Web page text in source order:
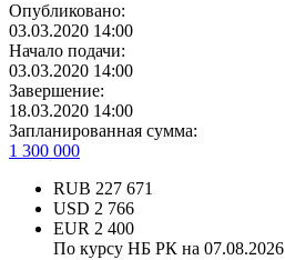
Опубликовано:
03.03.2020 14:00
Начало подачи:
03.03.2020 14:00
Завершение:
18.03.2020 14:00
Запланированная сумма:
1 300 000
RUB 227 671
USD 2 766
EUR 2 400
По курсу НБ РК на 07.08.2026